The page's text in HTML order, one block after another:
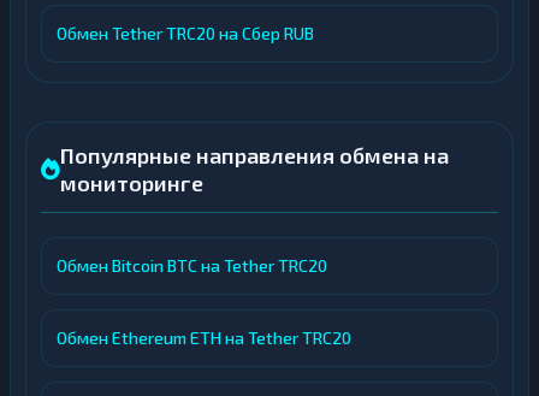
Обмен Tether TRC20 на Сбер RUB
Популярные направления обмена на
мониторинге
Обмен Bitcoin BTC на Tether TRC20
Обмен Ethereum ETH на Tether TRC20